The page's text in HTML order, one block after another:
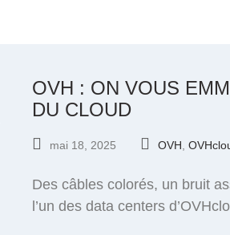
OVH : ON VOUS
DU CLOUD
mai 18, 2025 OVH
Des câbles colorés, un bruit
l’un des data centers